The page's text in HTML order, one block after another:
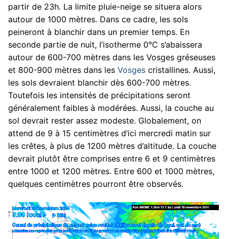
partir de 23h. La limite pluie-neige se situera alors
autour de 1000 mètres. Dans ce cadre, les sols
peineront à blanchir dans un premier temps. En
seconde partie de nuit, l’isotherme 0°C s’abaissera
autour de 600-700 mètres dans les Vosges gréseuses
et 800-900 mètres dans les Vosges cristallines. Aussi,
les sols devraient blanchir dès 600-700 mètres.
Toutefois les intensités de précipitations seront
généralement faibles à modérées. Aussi, la couche au
sol devrait rester assez modeste. Globalement, on
attend de 9 à 15 centimètres d’ici mercredi matin sur
les crêtes, à plus de 1200 mètres d’altitude. La couche
devrait plutôt être comprises entre 6 et 9 centimètres
entre 1000 et 1200 mètres. Entre 600 et 1000 mètres,
quelques centimètres pourront être observés.